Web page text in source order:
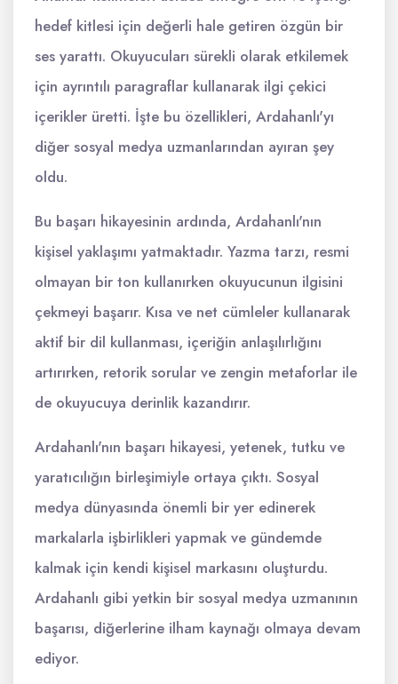
hedef kitlesi için değerli hale getiren özgün bir
ses yarattı. Okuyucuları sürekli olarak etkilemek
için ayrıntılı paragraflar kullanarak ilgi çekici
içerikler üretti. İşte bu özellikleri, Ardahanlı'yı
diğer sosyal medya uzmanlarından ayıran şey
oldu.
Bu başarı hikayesinin ardında, Ardahanlı'nın
kişisel yaklaşımı yatmaktadır. Yazma tarzı, resmi
olmayan bir ton kullanırken okuyucunun ilgisini
çekmeyi başarır. Kısa ve net cümleler kullanarak
aktif bir dil kullanması, içeriğin anlaşılırlığını
artırırken, retorik sorular ve zengin metaforlar ile
de okuyucuya derinlik kazandırır.
Ardahanlı'nın başarı hikayesi, yetenek, tutku ve
yaratıcılığın birleşimiyle ortaya çıktı. Sosyal
medya dünyasında önemli bir yer edinerek
markalarla işbirlikleri yapmak ve gündemde
kalmak için kendi kişisel markasını oluşturdu.
Ardahanlı gibi yetkin bir sosyal medya uzmanının
başarısı, diğerlerine ilham kaynağı olmaya devam
ediyor.